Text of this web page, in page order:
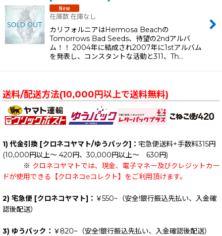
在庫数 在庫なし
カリフォルニアはHermosa Beachの
Tomorrows Bad Seeds、待望の2ndアルバ
ム！！ 2004年に結成され2007年に1stアルバム
を発表し、コンスタントな活動と311、Th…
送料/配送方法(10,000円以上で送料無料)
1) 代金引換 [クロネコヤマト/ゆうパック]： 宅急便送料+手数料315円
(10,000円以上～ 420円、30,000円以上～ 630円)
※ クロネコヤマトでは、現金、電子マネー及びクレジットカー
ドが使用できる【クロネコeコレクト】をご利用頂けます。
2) 宅急便 [クロネコヤマト]： ￥550~（安全!銀行振込先払い、入金確
認後配送）
3) ゆうパック： ￥820~（安全!銀行振込先払い、入金確認後配送）